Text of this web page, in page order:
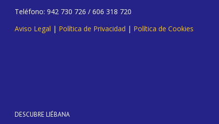
Teléfono: 942 730 726 / 606 318 720
Aviso Legal | Política de Privacidad | Política de Cookies
DESCUBRE LIÉBANA